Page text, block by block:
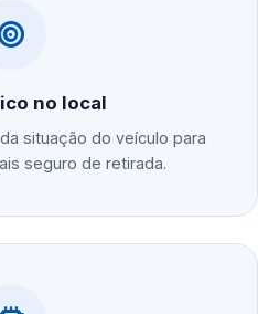
no local
situação do veículo para
seguro de retirada.